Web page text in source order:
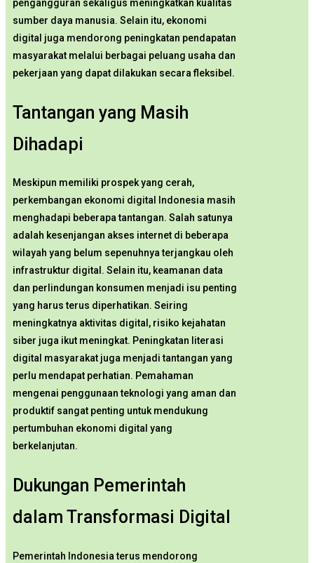
pengangguran sekaligus meningkatkan kualitas
sumber daya manusia. Selain itu, ekonomi
digital juga mendorong peningkatan pendapatan
masyarakat melalui berbagai peluang usaha dan
pekerjaan yang dapat dilakukan secara fleksibel.
Tantangan yang Masih
Dihadapi
Meskipun memiliki prospek yang cerah,
perkembangan ekonomi digital Indonesia masih
menghadapi beberapa tantangan. Salah satunya
adalah kesenjangan akses internet di beberapa
wilayah yang belum sepenuhnya terjangkau oleh
infrastruktur digital. Selain itu, keamanan data
dan perlindungan konsumen menjadi isu penting
yang harus terus diperhatikan. Seiring
meningkatnya aktivitas digital, risiko kejahatan
siber juga ikut meningkat. Peningkatan literasi
digital masyarakat juga menjadi tantangan yang
perlu mendapat perhatian. Pemahaman
mengenai penggunaan teknologi yang aman dan
produktif sangat penting untuk mendukung
pertumbuhan ekonomi digital yang
berkelanjutan.
Dukungan Pemerintah
dalam Transformasi Digital
Pemerintah Indonesia terus mendorong